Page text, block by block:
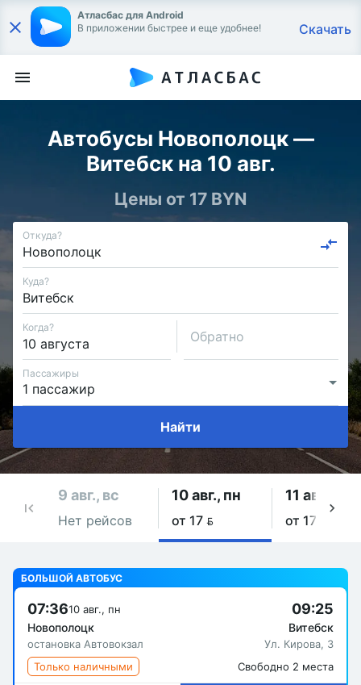
Атласбас для Android
В приложении быстрее и еще удобнее!
Скачать
Автобусы Новополоцк —
Витебск на 10 авг.
Цены от 17 BYN
Откуда?
Куда?
Когда?
Обратно
Пассажиры
Найти
9 авг., вс
Нет рейсов
10 авг., пн
от 17 
11 авг., вт
от 17 
БОЛЬШОЙ АВТОБУС
07:3610 авг., пн
Новополоцк
остановка Автовокзал
09:25
Витебск
Ул. Кирова, 3
Только наличными
Свободно 2 места